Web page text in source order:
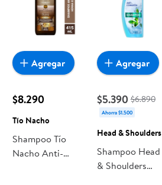
$8.290
Tío Nacho
Shampoo Tío
Nacho Anti-
Agregar
$5.390 $6.890
Ahorra $1.500
Head & Shoulders
Shampoo Head
& Shoulders
Agregar